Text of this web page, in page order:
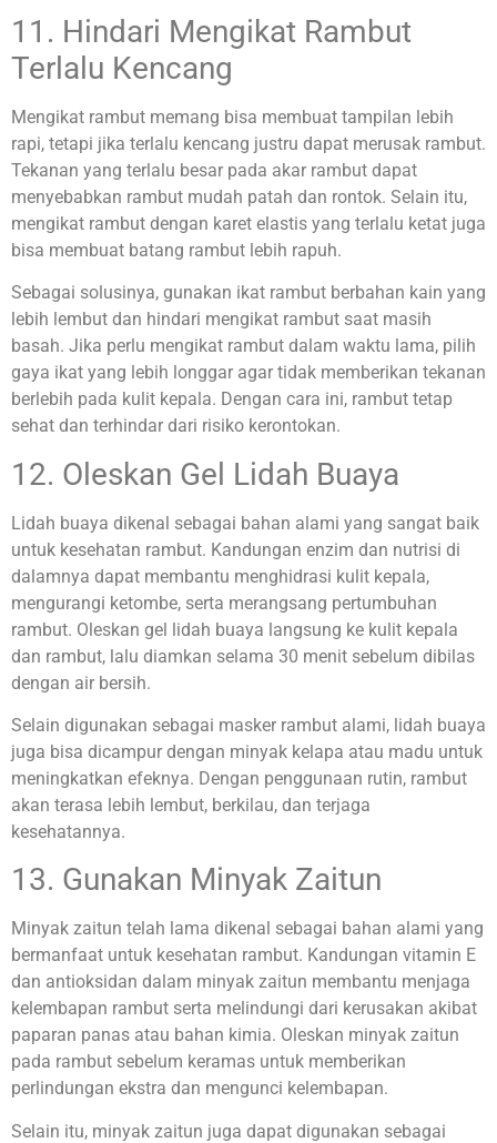
11. Hindari Mengikat Rambut
Terlalu Kencang
Mengikat rambut memang bisa membuat tampilan lebih
rapi, tetapi jika terlalu kencang justru dapat merusak rambut.
Tekanan yang terlalu besar pada akar rambut dapat
menyebabkan rambut mudah patah dan rontok. Selain itu,
mengikat rambut dengan karet elastis yang terlalu ketat juga
bisa membuat batang rambut lebih rapuh.
Sebagai solusinya, gunakan ikat rambut berbahan kain yang
lebih lembut dan hindari mengikat rambut saat masih
basah. Jika perlu mengikat rambut dalam waktu lama, pilih
gaya ikat yang lebih longgar agar tidak memberikan tekanan
berlebih pada kulit kepala. Dengan cara ini, rambut tetap
sehat dan terhindar dari risiko kerontokan.
12. Oleskan Gel Lidah Buaya
Lidah buaya dikenal sebagai bahan alami yang sangat baik
untuk kesehatan rambut. Kandungan enzim dan nutrisi di
dalamnya dapat membantu menghidrasi kulit kepala,
mengurangi ketombe, serta merangsang pertumbuhan
rambut. Oleskan gel lidah buaya langsung ke kulit kepala
dan rambut, lalu diamkan selama 30 menit sebelum dibilas
dengan air bersih.
Selain digunakan sebagai masker rambut alami, lidah buaya
juga bisa dicampur dengan minyak kelapa atau madu untuk
meningkatkan efeknya. Dengan penggunaan rutin, rambut
akan terasa lebih lembut, berkilau, dan terjaga
kesehatannya.
13. Gunakan Minyak Zaitun
Minyak zaitun telah lama dikenal sebagai bahan alami yang
bermanfaat untuk kesehatan rambut. Kandungan vitamin E
dan antioksidan dalam minyak zaitun membantu menjaga
kelembapan rambut serta melindungi dari kerusakan akibat
paparan panas atau bahan kimia. Oleskan minyak zaitun
pada rambut sebelum keramas untuk memberikan
perlindungan ekstra dan mengunci kelembapan.
Selain itu, minyak zaitun juga dapat digunakan sebagai